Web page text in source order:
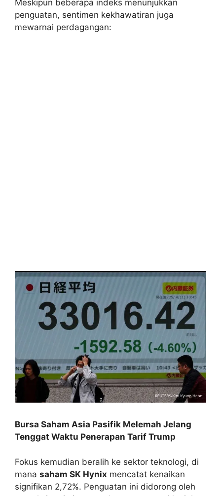
Meskipun beberapa indeks menunjukkan
penguatan, sentimen kekhawatiran juga
mewarnai perdagangan:
Bursa Saham Asia Pasifik Melemah Jelang
Tenggat Waktu Penerapan Tarif Trump
Fokus kemudian beralih ke sektor teknologi, di
mana saham SK Hynix mencatat kenaikan
signifikan 2,72%. Penguatan ini didorong oleh